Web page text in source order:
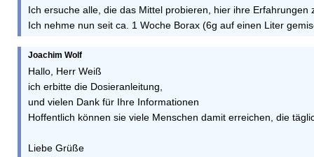
Ich ersuche alle, die das Mittel probieren, hier ihre
Ich nehme nun seit ca. 1 Woche Borax (6g auf einen Liter
Joachim Wolf
Hallo, Herr Weiß
ich erbitte die Dosieranleitung,
und vielen Dank für Ihre Informationen
Hoffentlich können sie viele Menschen damit erreichen, die
Liebe Grüße